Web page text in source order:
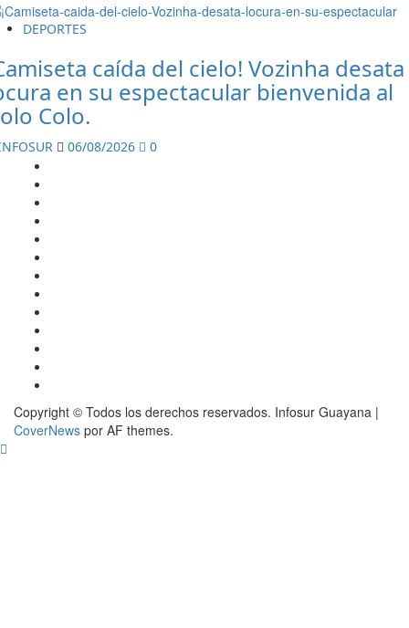
DEPORTES
caída del cielo! Vozinha desata
en su espectacular bienvenida al
Colo.
06/08/2026 0
Copyright © Todos los derechos reservados. Infosur Guayana |
CoverNews por AF themes.